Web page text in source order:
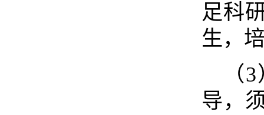
足科
生，
（
导，